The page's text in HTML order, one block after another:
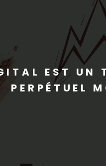
EST UN
PERPÉTUEL